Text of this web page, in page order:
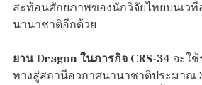
สะท้อนศักยภาพของนักวิจัยไทยบนเวที
นานาชาติอีกด้วย
ยาน Dragon ในภารกิจ CRS-34 จะใช้
ทางสู่สถานีอวกาศนานาชาติประมาณ